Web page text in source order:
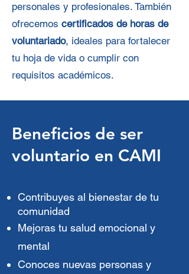
personales y profesionales. También
ofrecemos certificados de horas de
voluntariado, ideales para fortalecer
tu hoja de vida o cumplir con
requisitos académicos.
Beneficios de ser
voluntario en CAMI​
Contribuyes al bienestar de tu
comunidad
Mejoras tu salud emocional y
mental
Conoces nuevas personas y